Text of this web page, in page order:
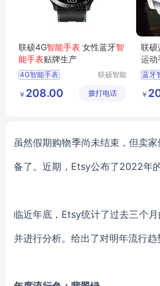
联硕4G智能手表 女性蓝牙智
能手表贴牌生产
4G智能手表
智能商务手表
联硕智能
有限公司
￥ 208.00 拨打电话
联硕
运动
厂商
蓝牙
智能
￥
虽然假期购物季尚未结束，但卖
备了。近期， Etsy公布了2022年
临近年底， Etsy统计了过去三个月
并进行分析。给出了对明年流行趋